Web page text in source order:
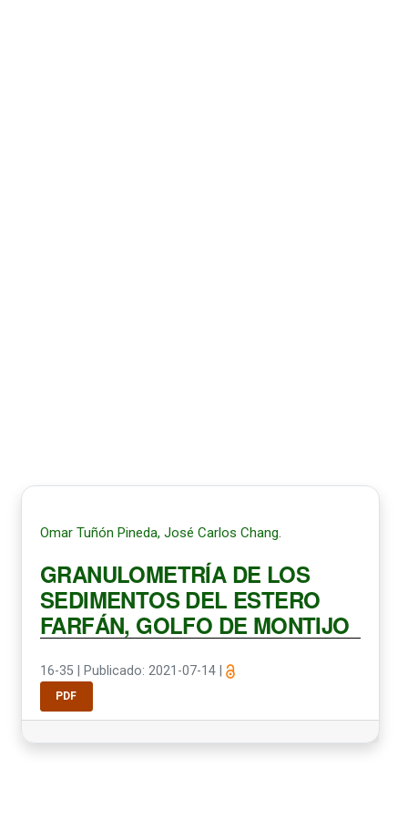
Omar Tuñón Pineda, José Carlos Chang.
GRANULOMETRÍA DE LOS
SEDIMENTOS DEL ESTERO
FARFÁN, GOLFO DE MONTIJO
16-35 Publicado: 2021-07-14
PDF